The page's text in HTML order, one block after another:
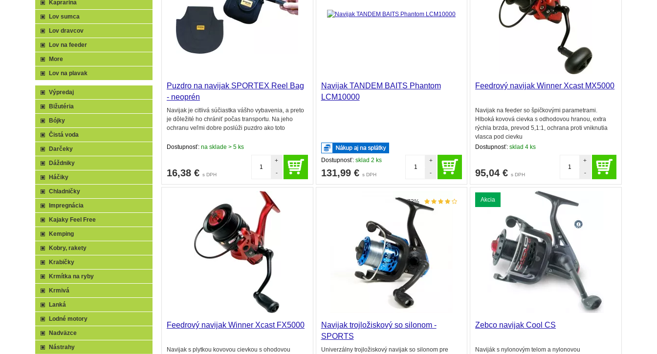
Puzdro na navijak SPORTEX Reel Bag
- neoprén
Navijak je citlivá súčiastka vášho vybavenia, a preto
je dôležité ho chrániť počas transportu. Na jeho
ochranu veľmi dobre poslúži puzdro ako toto
Dostupnosť: na sklade > 5 ks
16,38 € s DPH
+
-
Navijak TANDEM BAITS Phantom
LCM10000
Dostupnosť:sklad 2 ks
131,99 € s DPH
+
-
Feedrový navijak Winner Xcast MX5000
Navijak na feeder so špičkovými parametrami.
Hlboká kovová cievka s odhodovou hranou, extra
rýchla brzda, prevod 5,1:1, ochrana proti vniknutia
vlasca pod cievku
Dostupnosť: sklad 4 ks
95,04 € s DPH
+
-
Feedrový navijak Winner Xcast FX5000
Navijak s plytkou kovovou cievkou s ohodovou
73%
Navijak trojložiskový so silonom -
SPORTS
Univerzálny trojložiskový navijak so silonom pre
Akcia
Zebco navijak Cool CS
Naviják s nylonovým telom a nylonovou
Kaprarina
Lov sumca
Lov dravcov
Lov na feeder
More
Lov na plavak
Výpredaj
Bižutéria
Bójky
Čistá voda
Darčeky
Dáždniky
Háčiky
Chladničky
Impregnácia
Kajaky Feel Free
Kemping
Kobry, rakety
Krabičky
Krmítka na ryby
Krmivá
Lanká
Lodné motory
Nadväzce
Nástrahy